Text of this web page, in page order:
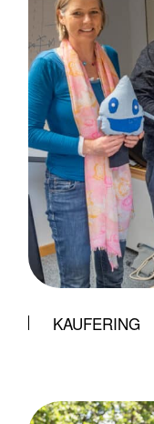
KAUFERING